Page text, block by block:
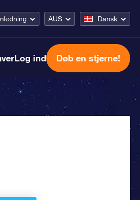
AUS Dansk
Log ind Døb en stjerne!